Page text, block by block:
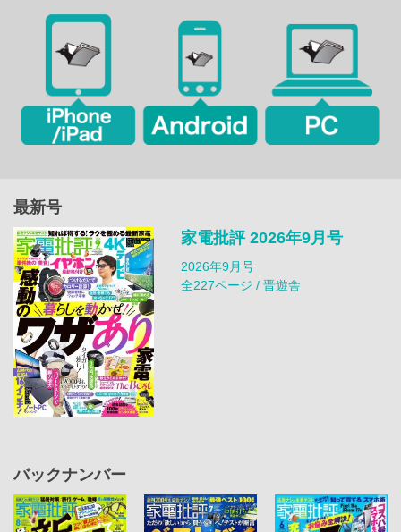
最新号
家電批評 2026年9月号
2026年9月号
全227ページ / 晋遊舎
バックナンバー